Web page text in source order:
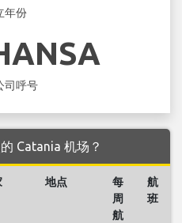
年份
司呼号
Catania 机场？
地点
每
周
航
航
班